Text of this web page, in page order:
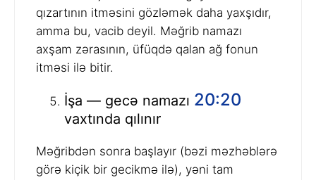
qızartının itməsini gözləmək daha yaxşıdır,
amma bu, vacib deyil. Məğrib namazı
axşam zərasının, üfüqdə qalan ağ fonun
itməsi ilə bitir.
İşa — gecə namazı 20:20
vaxtında qılınır
Məğribdən sonra başlayır (bəzi məzhəblərə
görə kiçik bir gecikmə ilə), yəni tam